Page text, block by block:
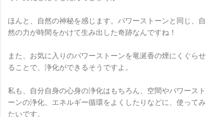
ほんと、自然の神秘を感じます。パワーストーンと同じ、自
然の力が時間をかけて生み出した奇跡なんですね！
また、お気に入りのパワーストーンを竜涎香の煙にくぐらせ
ることで、浄化ができるそうですよ。
私も、自分自身の心身の浄化はもちろん、空間やパワースト
ーンの浄化、エネルギー循環をよくしたりなどに、使ってみ
たいです。